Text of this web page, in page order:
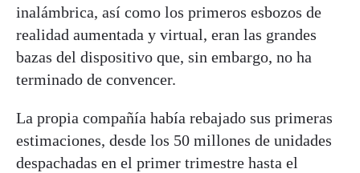
inalámbrica, así como los primeros esbozos de
realidad aumentada y virtual, eran las grandes
bazas del dispositivo que, sin embargo, no ha
terminado de convencer.
La propia compañía había rebajado sus primeras
estimaciones, desde los 50 millones de unidades
despachadas en el primer trimestre hasta el